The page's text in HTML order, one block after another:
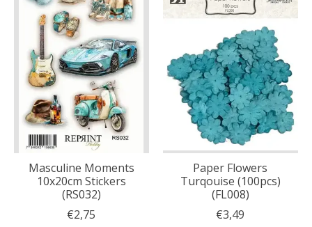
Masculine Moments
10x20cm Stickers
(RS032)
€2,75
Paper Flowers
Turqouise (100pcs)
(FL008)
€3,49